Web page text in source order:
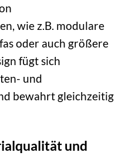
wie z.B. modulare
oder auch größere
fügt sich
und
bewahrt gleichzeitig
und